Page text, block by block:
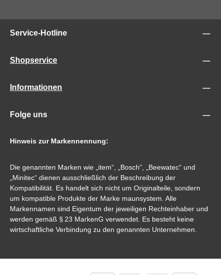
Service-Hotline
Shopservice
Informationen
Folge uns
Hinweis zur Markennennung:
Die genannten Marken wie „item“, „Bosch“, „Beewatec“ und
„Minitec“ dienen ausschließlich der Beschreibung der
Kompatibilität. Es handelt sich nicht um Originalteile, sondern
um kompatible Produkte der Marke maunsystem. Alle
Markennamen sind Eigentum der jeweiligen Rechteinhaber und
werden gemäß § 23 MarkenG verwendet. Es besteht keine
wirtschaftliche Verbindung zu den genannten Unternehmen.